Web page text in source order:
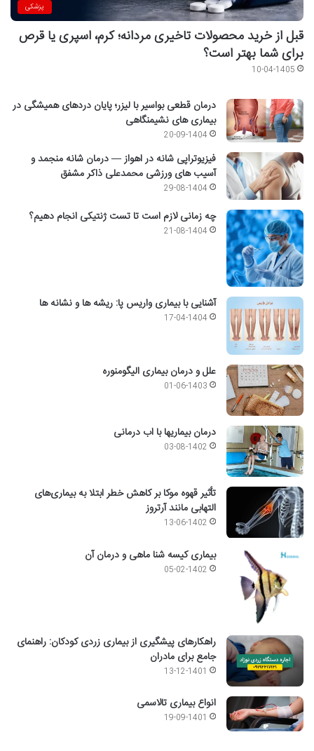
پزشکی
قبل از خرید محصولات تاخیری مردانه؛ کرم، اسپری یا قرص
برای شما بهتر است؟
10-04-1405
درمان قطعی بواسیر با لیزر؛ پایان دردهای همیشگی در
بیماری های نشیمنگاهی
20-09-1404
فیزیوتراپی شانه در اهواز — درمان شانه منجمد و
آسیب های ورزشی محمدعلی ذاکر مشفق
29-08-1404
چه زمانی لازم است تا تست ژنتیکی انجام دهیم؟
21-08-1404
آشنایی با بیماری واریس پا: ریشه ها و نشانه ها
17-04-1404
علل و درمان بیماری الیگومنوره
01-06-1403
درمان بیماریها با اب درمانی
03-08-1402
تأثیر قهوه موکا بر کاهش خطر ابتلا به بیماری‌های
التهابی مانند آرتروز
13-06-1402
بیماری کیسه شنا ماهی و درمان آن
05-02-1402
راهکارهای پیشگیری از بیماری زردی کودکان: راهنمای
جامع برای مادران
13-12-1401
انواع بیماری تالاسمی
19-09-1401